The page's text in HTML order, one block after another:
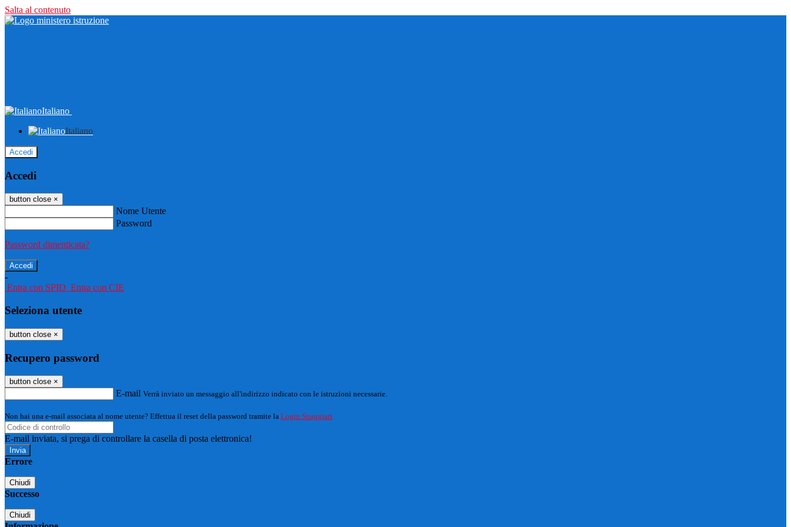
Salta al contenuto
Italiano
Italiano
Accedi
Accedi
button close ×
Nome Utente
Password
Password dimenticata?
-
Entra con SPID Entra con CIE
Seleziona utente
button close ×
Recupero password
button close ×
E-mail Verrà inviato un messaggio all'indirizzo indicato con le istruzioni necessarie.
Non hai una e-mail associata al nome utente? Effettua il reset della password tramite la Login Spaggiari
E-mail inviata, si prega di controllare la casella di posta elettronica!
Errore
Chiudi
Successo
Chiudi